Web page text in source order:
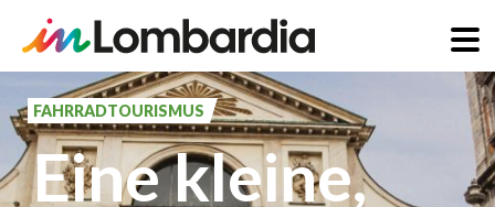
zum
Inhalt
FAHRRADTOURISMUS
Eine kleine,